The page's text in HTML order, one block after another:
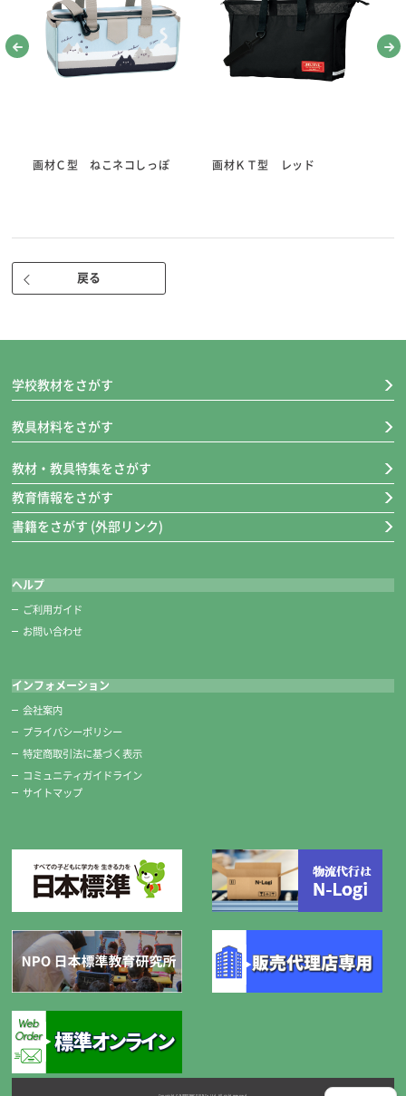
コンパクトカラーパレット
ななめカット筆筒
筆が収納しやすい、ななめカットの入れ口。
ストッパー機能と通気口で筆先を保護。
■長さ 約235ｍｍ
ポリチューブえのぐ
サクラ、ぺんてるどちらかひとつがセットされています。
画材Ｃ型 ねこネコしっぽ 画材ＫＴ型 レッド
戻る
学校教材をさがす
教具材料をさがす
教材・教具特集をさがす
教育情報をさがす
書籍をさがす (外部リンク)
ヘルプ
ご利用ガイド
お問い合わせ
インフォメーション
会社案内
プライバシーポリシー
特定商取引法に基づく表示
コミュニティガイドライン
サイトマップ
Copyright © NIPPONHYOJUN Co.Ltd. All right reserved.